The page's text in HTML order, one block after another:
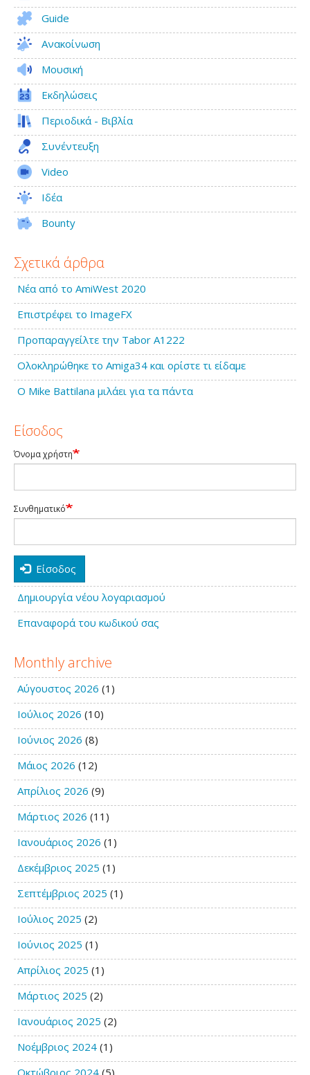
Guide
Ανακοίνωση
Μουσική
Εκδηλώσεις
Περιοδικά - Βιβλία
Συνέντευξη
Video
Ιδέα
Bounty
Σχετικά άρθρα
Νέα από το AmiWest 2020
Επιστρέφει το ImageFX
Προπαραγγείλτε την Tabor A1222
Ολοκληρώθηκε το Amiga34 και ορίστε τι είδαμε
Ο Mike Battilana μιλάει για τα πάντα
Είσοδος
Όνομα χρήστη
Συνθηματικό
Είσοδος
Δημιουργία νέου λογαριασμού
Επαναφορά του κωδικού σας
Monthly archive
Αύγουστος 2026 (1)
Ιούλιος 2026 (10)
Ιούνιος 2026 (8)
Μάιος 2026 (12)
Απρίλιος 2026 (9)
Μάρτιος 2026 (11)
Ιανουάριος 2026 (1)
Δεκέμβριος 2025 (1)
Σεπτέμβριος 2025 (1)
Ιούλιος 2025 (2)
Ιούνιος 2025 (1)
Απρίλιος 2025 (1)
Μάρτιος 2025 (2)
Ιανουάριος 2025 (2)
Νοέμβριος 2024 (1)
Οκτώβριος 2024 (5)